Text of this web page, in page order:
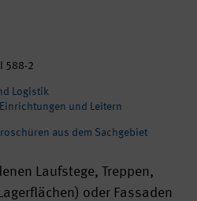
588-2
Logistik
und Leitern
aus dem Sachgebiet
Laufstege, Treppen,
oder Fassaden